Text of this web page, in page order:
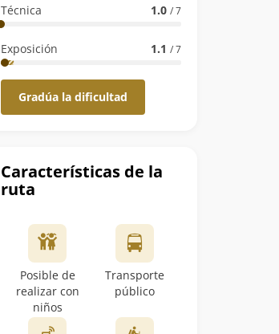
Técnica 1.0 / 7
Exposición 1.1 / 7
Gradúa la dificultad
Características de la
ruta
Posible de
realizar con
niños
Transporte
público